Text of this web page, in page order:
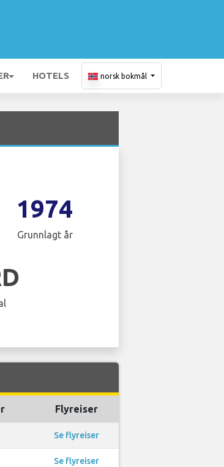
HOTELS norsk bokmål
1974
Grunnlagt år
Flyreiser
Se flyreiser
Se flyreiser